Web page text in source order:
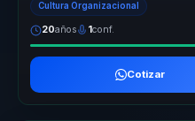
Cultura Organizacional
20años 1conf.
Cotizar